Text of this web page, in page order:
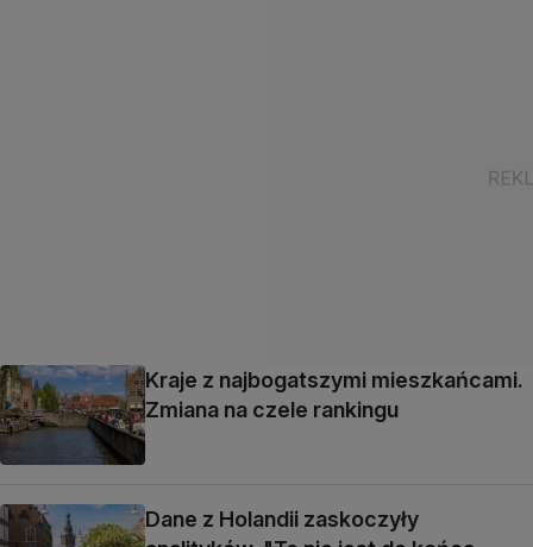
Kraje z najbogatszymi mieszkańcami.
Zmiana na czele rankingu
Dane z Holandii zaskoczyły